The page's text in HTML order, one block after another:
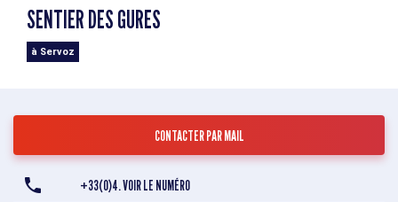
SENTIER DES GURES
à Servoz
CONTACTER PAR MAIL
+33(0)4. VOIR LE NUMÉRO